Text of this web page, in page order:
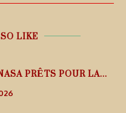
LIKE
PRÊTS POUR LA...